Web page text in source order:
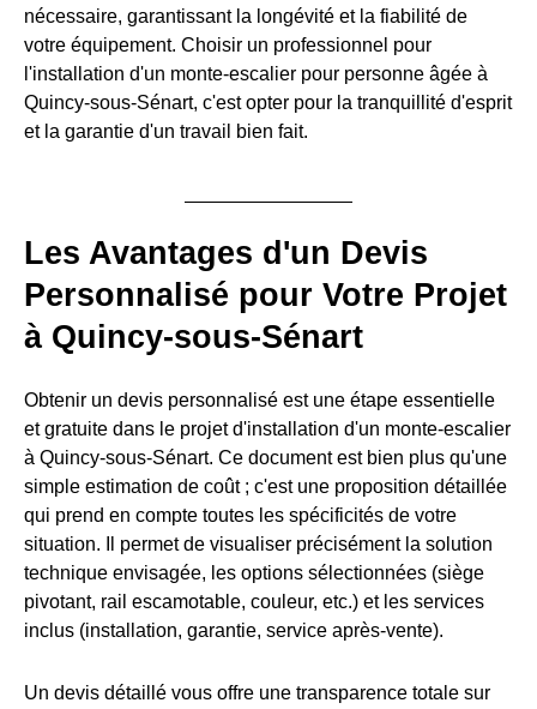
nécessaire, garantissant la longévité et la fiabilité de
votre équipement. Choisir un professionnel pour
l'installation d'un monte-escalier pour personne âgée à
Quincy-sous-Sénart, c'est opter pour la tranquillité d'esprit
et la garantie d'un travail bien fait.
Les Avantages d'un Devis
Personnalisé pour Votre Projet
à Quincy-sous-Sénart
Obtenir un devis personnalisé est une étape essentielle
et gratuite dans le projet d'installation d'un monte-escalier
à Quincy-sous-Sénart. Ce document est bien plus qu'une
simple estimation de coût ; c'est une proposition détaillée
qui prend en compte toutes les spécificités de votre
situation. Il permet de visualiser précisément la solution
technique envisagée, les options sélectionnées (siège
pivotant, rail escamotable, couleur, etc.) et les services
inclus (installation, garantie, service après-vente).
Un devis détaillé vous offre une transparence totale sur